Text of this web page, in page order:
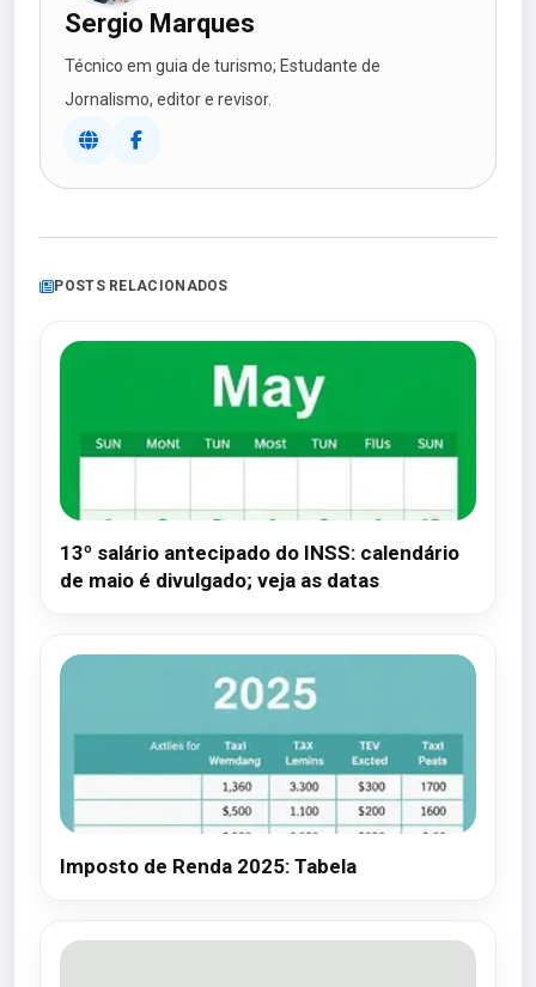
Sergio Marques
Técnico em guia de turismo; Estudante de
Jornalismo, editor e revisor.
POSTS RELACIONADOS
13º salário antecipado do INSS: calendário
de maio é divulgado; veja as datas
Imposto de Renda 2025: Tabela